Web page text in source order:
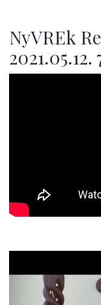
NyVREk
2021.05.12.